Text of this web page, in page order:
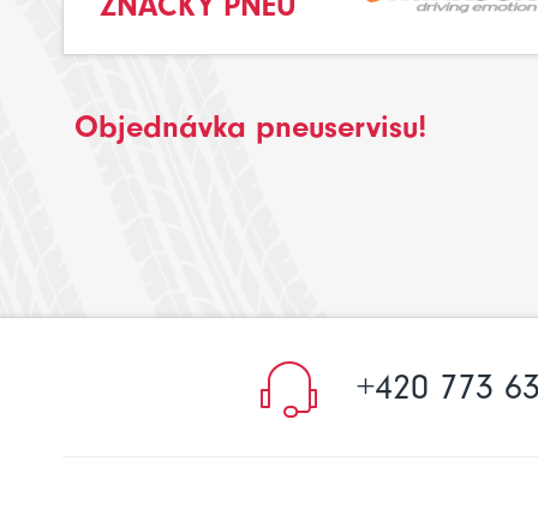
Objednávka pneuservisu!
+420 773